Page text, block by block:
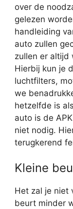
over de
gelezen
handleiding
auto zullen
zullen er altijd
Hierbij kun je
luchtfilters,
we
hetzelfde is
auto is de
niet nodig.
terugkerend
Kleine
Het zal je niet
beurt minder